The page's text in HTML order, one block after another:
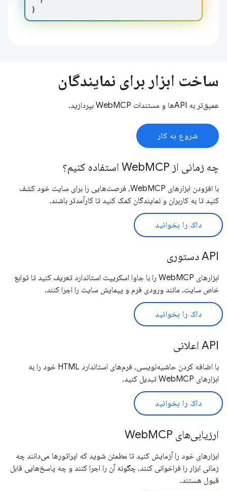
}
ساخت ابزار برای نمایندگان
عمیق‌تر به APIها و مستندات WebMCP بپردازید.
شروع به کار
چه زمانی از WebMCP استفاده کنیم؟
با افزودن ابزارهای WebMCP، فرصت‌هایی را برای سایت خود کشف
کنید تا به کاربران و نمایندگان کمک کنید تا کارآمدتر باشند.
داک را بخوانید
API دستوری
ابزارهای WebMCP را با جاوا اسکریپت استاندارد تعریف کنید تا توابع
خاص سایت، مانند ورودی فرم و پیمایش سایت را اجرا کنند.
داک را بخوانید
API اعلانی
با اضافه کردن حاشیه‌نویسی، فرم‌های استاندارد HTML خود را به
ابزارهای WebMCP تبدیل کنید.
داک را بخوانید
ارزیابی‌های WebMCP
ابزارهای خود را آزمایش کنید تا مطمئن شوید که اپراتورها می‌دانند چه
زمانی ابزار را فراخوانی کنند، چگونه آن را اجرا کنند و چه پاسخ‌هایی قابل
قبول هستند.